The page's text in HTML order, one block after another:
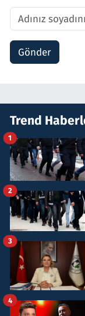
Gönder
Trend
1
2
3
4